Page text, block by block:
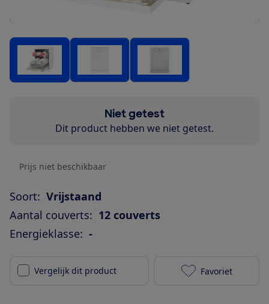
Niet getest
Dit product hebben we niet getest.
Prijs niet beschikbaar
Soort: Vrijstaand
Aantal couverts: 12 couverts
Energieklasse: -
Vergelijk dit product Ignis LPA
Favoriet